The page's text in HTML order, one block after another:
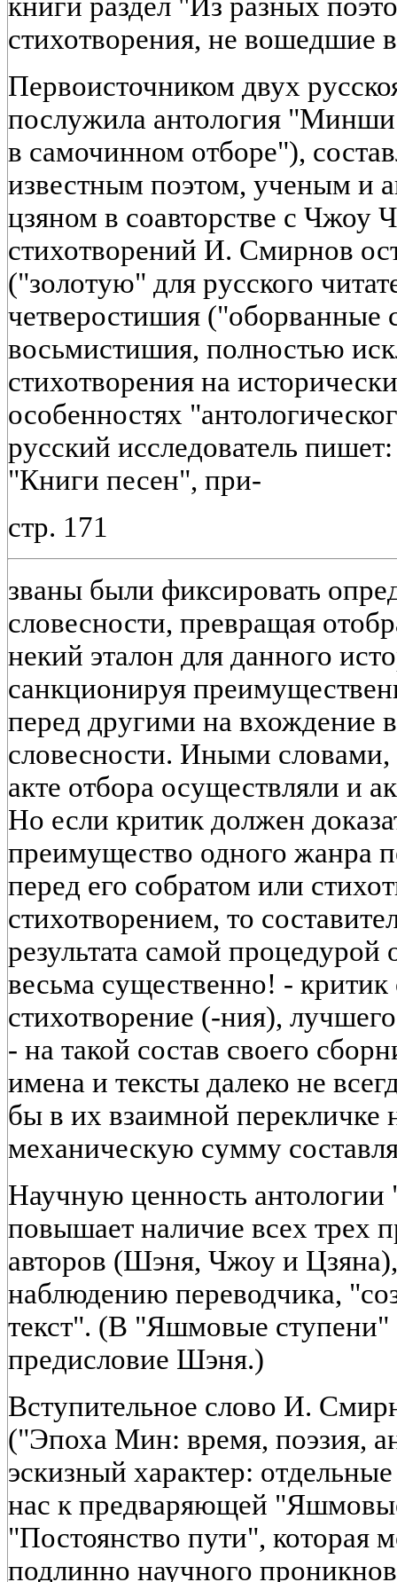
стихотворения, не вошедшие
Первоисточником двух
послужила антология
в самочинном отборе"),
известным поэтом, ученым и
цзяном в соавторстве с Чжоу
стихотворений И. Смирнов
("золотую" для русского
четверостишия ("оборванные
восьмистишия, полностью
стихотворения на
особенностях
русский исследователь
"Книги песен", при-
стр. 171
званы были фиксировать
словесности, превращая
некий эталон для данного
санкционируя
перед другими на вхождение
словесности. Иными словами,
акте отбора осуществляли и
Но если критик должен
преимущество одного жанра
перед его собратом или
стихотворением, то
результата самой процедурой
весьма существенно! -
стихотворение (-ния),
- на такой состав своего
имена и тексты далеко не
бы в их взаимной перекличке
механическую сумму
Научную ценность антологии
повышает наличие всех трех
авторов (Шэня, Чжоу и
наблюдению переводчика,
текст". (В "Яшмовые
предисловие Шэня.)
Вступительное слово И.
("Эпоха Мин: время, поэзия,
эскизный характер:
нас к предваряющей
"Постоянство пути", которая
подлинно научного